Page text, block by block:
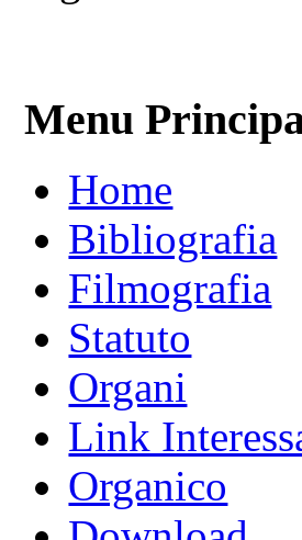
Menu
Home
Bibliografia
Filmografia
Statuto
Organi
Link
Organico